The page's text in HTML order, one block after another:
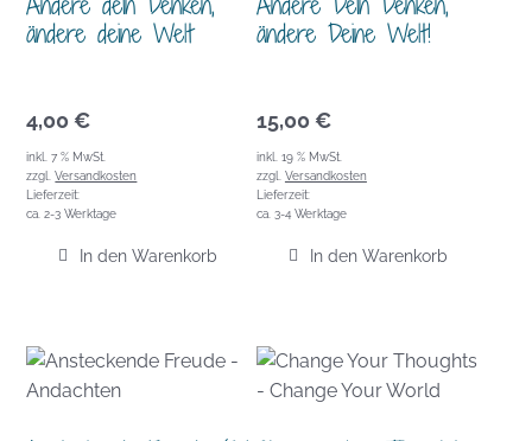
ändere deine Welt
4,00 €
inkl. 7 % MwSt.
zzgl.Versandkosten
Lieferzeit:
ca. 2-3 Werktage
In den Warenkorb
ändere Deine Welt!
15,00 €
inkl. 19 % MwSt.
zzgl. Versandkosten
Lieferzeit:
ca. 3-4 Werktage
In den Warenkorb